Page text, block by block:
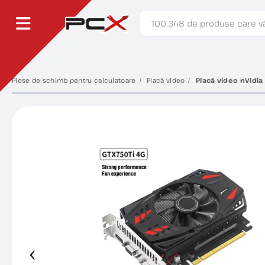
Piese de schimb pentru calculatoare Placă video Placă video nVidia